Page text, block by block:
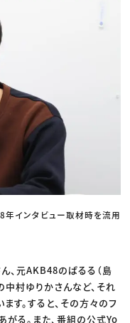
年インタビュー取材時を流用
、元AKB48のぱるる（島
中村ゆりかさんなど、それ
す。すると、その方々のフ
がる。また、番組の公式Yo